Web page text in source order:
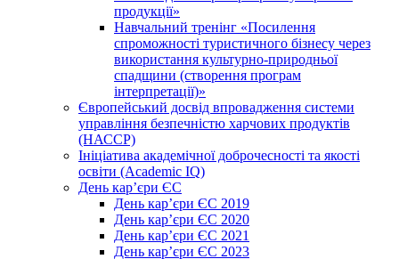
продукції»
Навчальний тренінг «Посилення
спроможності туристичного бізнесу через
використання культурно-природньої
спадщини (створення програм
інтерпретації)»
Європейський досвід впровадження системи
управління безпечністю харчових продуктів
(НАССР)
Ініціатива академічної доброчесності та якості
освіти (Academic IQ)
День кар’єри ЄС
День кар’єри ЄС 2019
День кар’єри ЄС 2020
День кар’єри ЄС 2021
День кар’єри ЄС 2023